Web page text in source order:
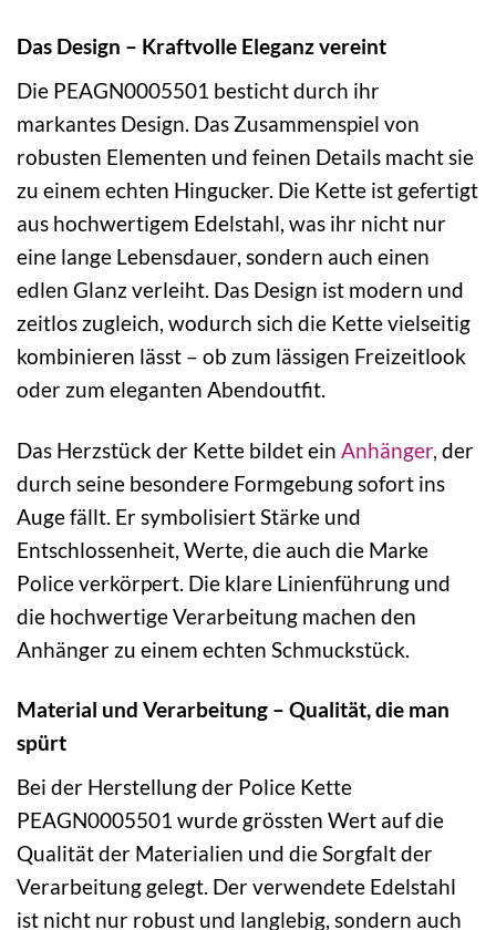
Das Design – Kraftvolle Eleganz vereint
Die PEAGN0005501 besticht durch ihr
markantes Design. Das Zusammenspiel von
robusten Elementen und feinen Details macht sie
zu einem echten Hingucker. Die Kette ist gefertigt
aus hochwertigem Edelstahl, was ihr nicht nur
eine lange Lebensdauer, sondern auch einen
edlen Glanz verleiht. Das Design ist modern und
zeitlos zugleich, wodurch sich die Kette vielseitig
kombinieren lässt – ob zum lässigen Freizeitlook
oder zum eleganten Abendoutfit.
Das Herzstück der Kette bildet ein Anhänger, der
durch seine besondere Formgebung sofort ins
Auge fällt. Er symbolisiert Stärke und
Entschlossenheit, Werte, die auch die Marke
Police verkörpert. Die klare Linienführung und
die hochwertige Verarbeitung machen den
Anhänger zu einem echten Schmuckstück.
Material und Verarbeitung – Qualität, die man
spürt
Bei der Herstellung der Police Kette
PEAGN0005501 wurde grössten Wert auf die
Qualität der Materialien und die Sorgfalt der
Verarbeitung gelegt. Der verwendete Edelstahl
ist nicht nur robust und langlebig, sondern auch